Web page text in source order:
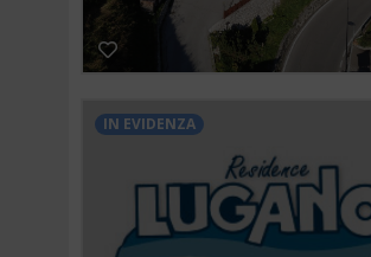
IN EVIDENZA